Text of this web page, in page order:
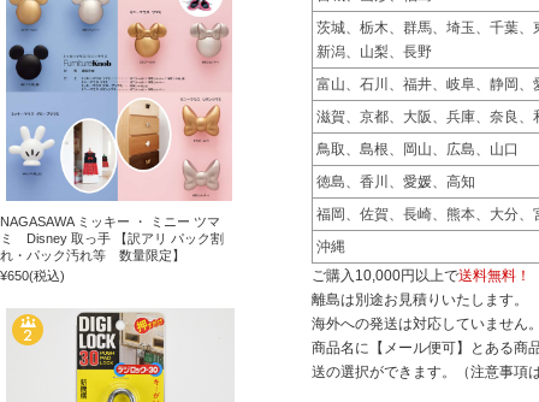
茨城、栃木、群馬、埼玉、千葉、
新潟、山梨、長野
富山、石川、福井、岐阜、静岡、
滋賀、京都、大阪、兵庫、奈良、
鳥取、島根、岡山、広島、山口
徳島、香川、愛媛、高知
福岡、佐賀、長崎、熊本、大分、
沖縄
ご購入10,000円以上で送料無料！
離島は別途お見積りいたします。
海外への発送は対応していません
商品名に【メール便可】とある商
送の選択ができます。（注意事項
NAGASAWA ミッキー ・ ミニー ツマ
ミ Disney 取っ手 【訳アリ パック割
れ・パック汚れ等 数量限定】
¥650(税込)